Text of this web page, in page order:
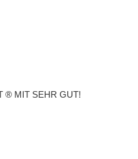
® MIT SEHR GUT!